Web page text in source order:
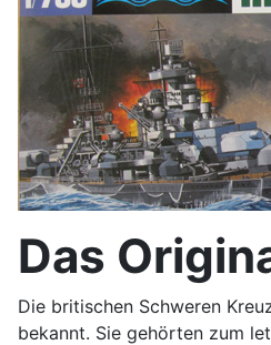
Das
Die britischen Schweren
bekannt. Sie gehörten zum